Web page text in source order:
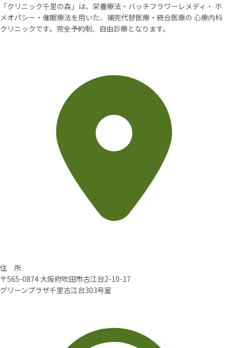
「クリニック千里の森」は、栄養療法・バッチフラワーレメディ・ ホ
メオパシー・催眠療法を用いた、補完代替医療・統合医療の 心療内科
クリニックです。完全予約制、自由診療となります。
住 所
〒565-0874 大阪府吹田市古江台2-10-17
グリーンプラザ千里古江台303号室